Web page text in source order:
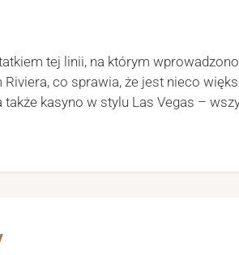
tej linii, na którym
co sprawia, że jest nieco
także kasyno w stylu Las Vegas –